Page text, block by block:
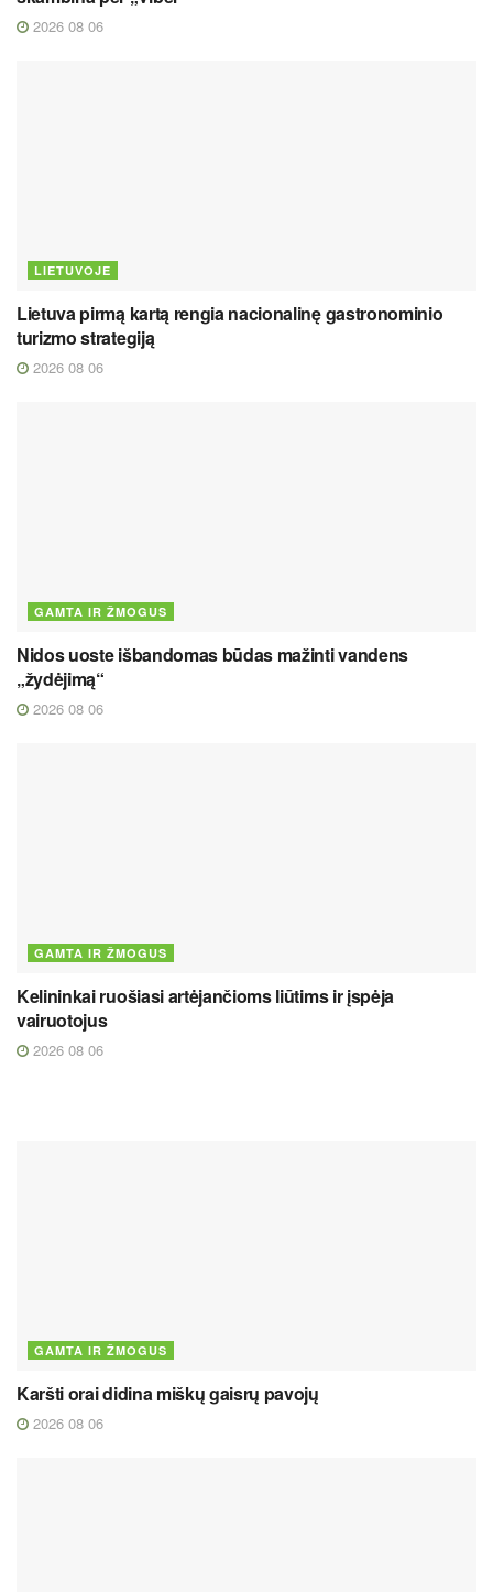
2026 08 06
LIETUVOJE
Lietuva pirmą kartą rengia nacionalinę gastronominio
turizmo strategiją
2026 08 06
GAMTA IR ŽMOGUS
Nidos uoste išbandomas būdas mažinti vandens
„žydėjimą“
2026 08 06
GAMTA IR ŽMOGUS
Kelininkai ruošiasi artėjančioms liūtims ir įspėja
vairuotojus
2026 08 06
GAMTA IR ŽMOGUS
Karšti orai didina miškų gaisrų pavojų
2026 08 06